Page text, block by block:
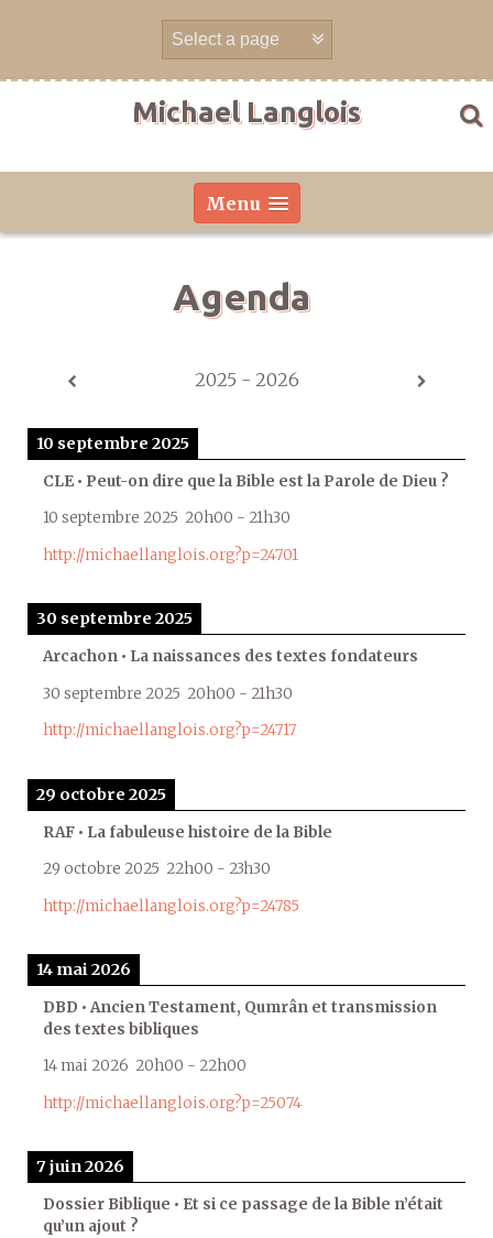
Michael Langlois
Menu
Agenda
2025 - 2026
10 septembre 2025
CLE • Peut-on dire que la Bible est la Parole de Dieu ?
10 septembre 2025 20h00 - 21h30
http://michaellanglois.org?p=24701
30 septembre 2025
Arcachon • La naissances des textes fondateurs
30 septembre 2025 20h00 - 21h30
http://michaellanglois.org?p=24717
29 octobre 2025
RAF • La fabuleuse histoire de la Bible
29 octobre 2025 22h00 - 23h30
http://michaellanglois.org?p=24785
14 mai 2026
DBD • Ancien Testament, Qumrân et transmission
des textes bibliques
14 mai 2026 20h00 - 22h00
http://michaellanglois.org?p=25074
7 juin 2026
Dossier Biblique • Et si ce passage de la Bible n’était
qu’un ajout ?